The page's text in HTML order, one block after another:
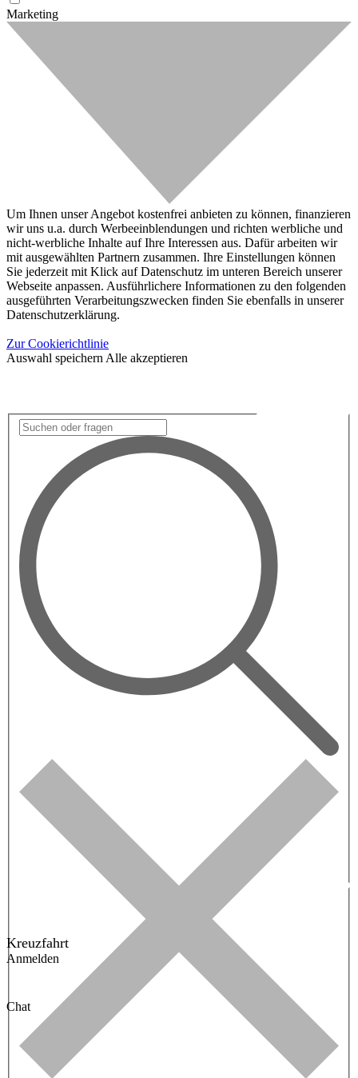
Marketing
Um Ihnen unser Angebot kostenfrei anbieten zu können, finanzieren
wir uns u.a. durch Werbeeinblendungen und richten werbliche und
nicht-werbliche Inhalte auf Ihre Interessen aus. Dafür arbeiten wir
mit ausgewählten Partnern zusammen. Ihre Einstellungen können
Sie jederzeit mit Klick auf Datenschutz im unteren Bereich unserer
Webseite anpassen. Ausführlichere Informationen zu den folgenden
ausgeführten Verarbeitungszwecken finden Sie ebenfalls in unserer
Datenschutzerklärung.
Zur Cookierichtlinie
Auswahl speichern Alle akzeptieren
Kreuzfahrt
Anmelden
Chat